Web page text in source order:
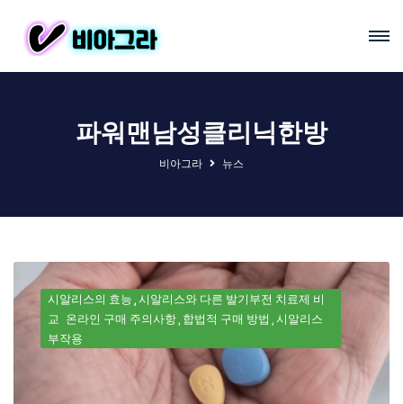
파워맨남성클리닉한방
비아그라 뉴스
시알리스의 효능 시알리스와 다른 발기부전 치료제 비
교 온라인 구매 주의사항 합법적 구매 방법 시알리스
부작용